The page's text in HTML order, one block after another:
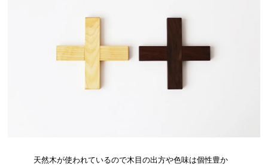
天然木が使われているので木目の出方や色味は個性豊か